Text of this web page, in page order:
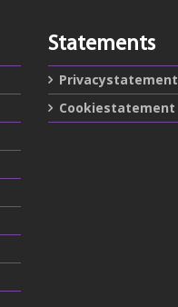
Statements
Privacystatement
Cookiestatement